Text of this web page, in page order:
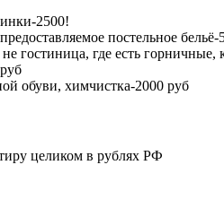
2500!
постельное бельё-
гостиница, где есть
обуви, химчистка-2000 руб
целиком в рублях РФ